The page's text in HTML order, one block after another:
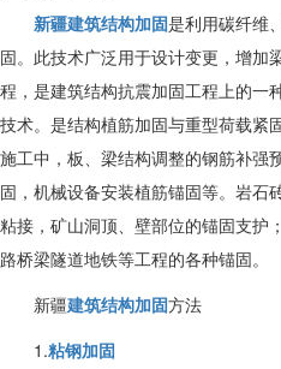
新疆建筑结构加固是利用碳纤维
固。此技术广泛用于设计变更，增加
程，是建筑结构抗震加固工程上的一
技术。是结构植筋加固与重型荷载紧
施工中，板、梁结构调整的钢筋补强
固，机械设备安装植筋锚固等。岩石
粘接，矿山洞顶、壁部位的锚固支护
路桥梁隧道地铁等工程的各种锚固。
新疆建筑结构加固方法
1.粘钢加固